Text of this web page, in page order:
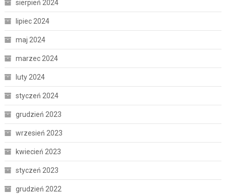
sierpień 2024
lipiec 2024
maj 2024
marzec 2024
luty 2024
styczeń 2024
grudzień 2023
wrzesień 2023
kwiecień 2023
styczeń 2023
grudzień 2022